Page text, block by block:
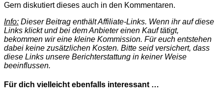
Gern diskutiert dieses auch in den Kommentaren.
Info: Dieser Beitrag enthält Affiliate-Links. Wenn ihr auf diese
Links klickt und bei dem Anbieter einen Kauf tätigt,
bekommen wir eine kleine Kommission. Für euch entstehen
dabei keine zusätzlichen Kosten. Bitte seid versichert, dass
diese Links unsere Berichterstattung in keiner Weise
beeinflussen.
Für dich vielleicht ebenfalls interessant …